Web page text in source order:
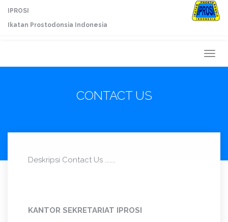
IPROSI
Ikatan Prostodonsia Indonesia
CONTACT US
Deskripsi Contact Us .......
KANTOR SEKRETARIAT IPROSI